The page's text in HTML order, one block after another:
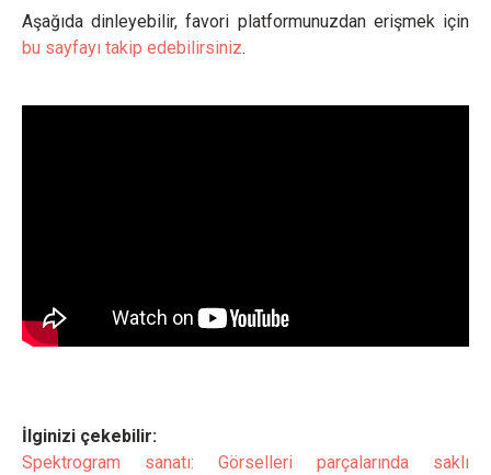
Aşağıda dinleyebilir, favori platformunuzdan erişmek için
bu sayfayı takip edebilirsiniz.
İlginizi çekebilir:
Spektrogram sanatı: Görselleri parçalarında saklı